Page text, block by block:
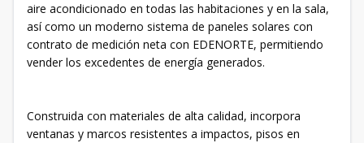
aire acondicionado en todas las habitaciones y en la sala,
así como un moderno sistema de paneles solares con
contrato de medición neta con EDENORTE, permitiendo
vender los excedentes de energía generados.
Construida con materiales de alta calidad, incorpora
ventanas y marcos resistentes a impactos, pisos en